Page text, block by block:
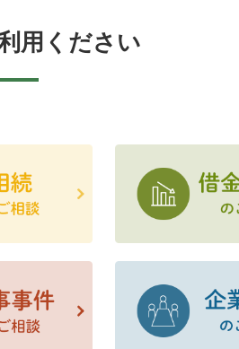
用ください